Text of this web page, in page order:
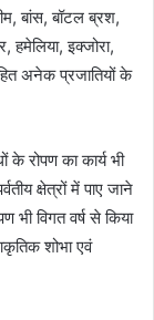
बांस, बॉटल ब्रश,
हमेलिया, इक्जोरा,
अनेक प्रजातियों के
के रोपण का कार्य भी
क्षेत्रों में पाए जाने
भी विगत वर्ष से किया
शोभा एवं